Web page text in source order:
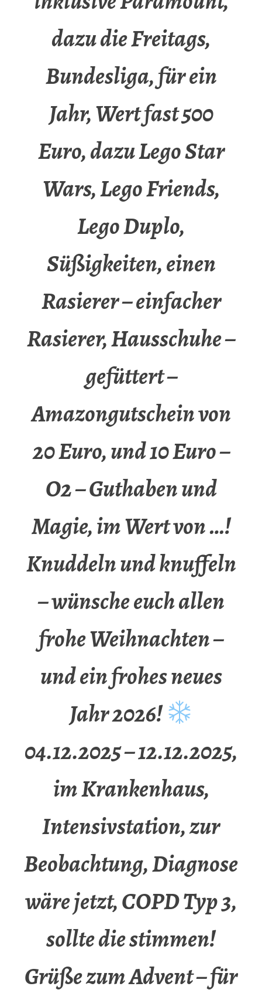
dazu die Freitags,
Bundesliga, für ein
Jahr, Wert fast 500
Euro, dazu Lego Star
Wars, Lego Friends,
Lego Duplo,
Süßigkeiten, einen
Rasierer – einfacher
Rasierer, Hausschuhe –
gefüttert –
Amazongutschein von
20 Euro, und 10 Euro –
O2 – Guthaben und
Magie, im Wert von …!
Knuddeln und knuffeln
– wünsche euch allen
frohe Weihnachten –
und ein frohes neues
Jahr 2026!
04.12.2025 – 12.12.2025,
im Krankenhaus,
Intensivstation, zur
Beobachtung, Diagnose
wäre jetzt, COPD Typ 3,
sollte die stimmen!
Grüße zum Advent – für